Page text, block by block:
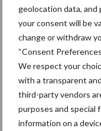
geolocation data,
your consent will be
change or withdraw
“Consent
We respect your
with a transparent
third-party vendors
purposes and special
information on a
Het neerslagtekort
komende dagen weer